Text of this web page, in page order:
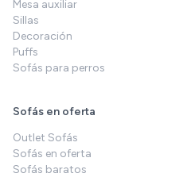
Mesa auxiliar
Sillas
Decoración
Puffs
Sofás para perros
Sofás en oferta
Outlet Sofás
Sofás en oferta
Sofás baratos